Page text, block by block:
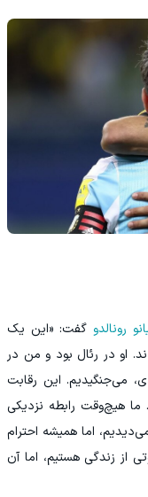
رونالدوگفت: «این یک
او در رئال بود و من در
می‌جنگیدیم. این رقابت
هیچ‌وقت رابطه نزدیکی
اما همیشه احترام
از زندگی هستیم، اما آن